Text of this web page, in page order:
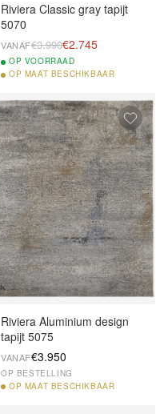
Riviera Classic gray tapijt
5070
VANAF€3.990€2.745
OP VOORRAAD
OP MAAT BESCHIKBAAR
Riviera Aluminium design
tapijt 5075
VANAF€3.950
OP BESTELLING
OP MAAT BESCHIKBAAR